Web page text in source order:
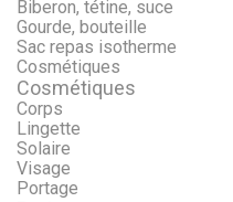
Biberon, tétine, suce
Gourde, bouteille
Sac repas isotherme
Cosmétiques
Cosmétiques
Corps
Lingette
Solaire
Visage
Portage